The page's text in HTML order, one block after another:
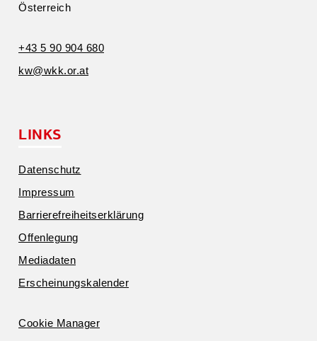
Öster­reich
+43 5 90 904 680
kw@​wkk.​or.​at
LINKS
Daten­schutz
Impressum
Barrie­re­frei­heits­er­klärung
Offen­legung
Media­daten
Erschei­nungs­ka­lender
Cookie Manager